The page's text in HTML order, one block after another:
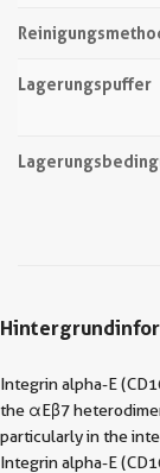
Lagerungspuffer
Integrin alpha-E
the αEβ7
particularly in the
Integrin alpha-E